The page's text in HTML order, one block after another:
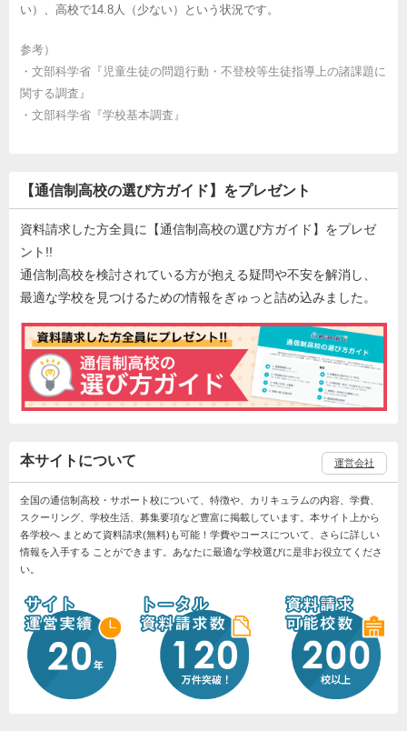
い）、高校で14.8人（少ない）という状況です。
参考）
・ 文部科学省『児童生徒の問題行動・不登校等生徒指導上の諸課題に
関する調査』
・ 文部科学省『学校基本調査』
【通信制高校の選び方ガイド】をプレゼント
資料請求した方全員に【通信制高校の選び方ガイド】をプレゼ
ント!!
通信制高校を検討されている方が抱える疑問や不安を解消し、
最適な学校を見つけるための情報をぎゅっと詰め込みました。
本サイトについて 運営会社
全国の通信制高校・サポート校について、特徴や、カリキュラムの内容、学費、
スクーリング、学校生活、募集要項など豊富に掲載しています。本サイト上から
各学校へ まとめて資料請求(無料)も可能！学費やコースについて、さらに詳しい
情報を入手する ことができます。あなたに最適な学校選びに是非お役立てくださ
い。